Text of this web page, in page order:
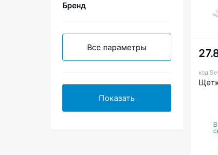
Бренд
6
2
Все параметры
Показать
код